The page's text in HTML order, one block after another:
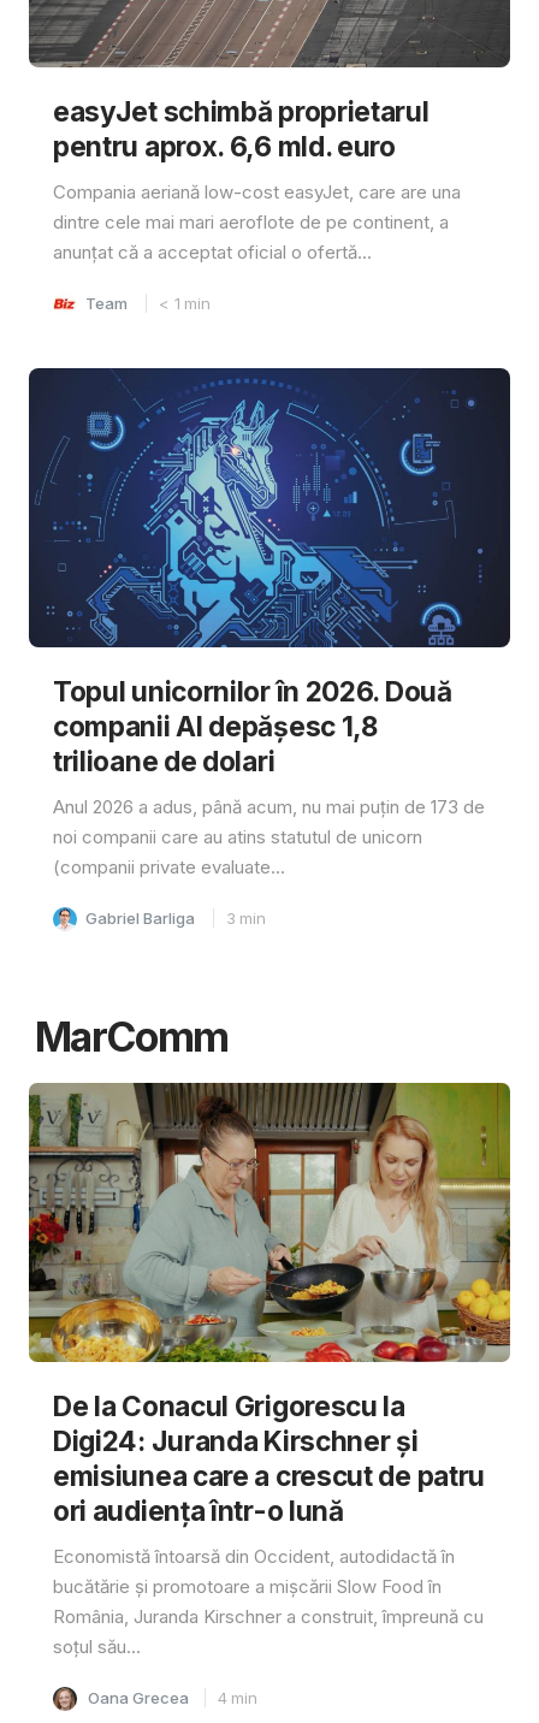
easyJet schimbă proprietarul
pentru aprox. 6,6 mld. euro
Compania aeriană low-cost easyJet, care are una
dintre cele mai mari aeroflote de pe continent, a
anunțat că a acceptat oficial o ofertă...
Team < 1 min
Topul unicornilor în 2026. Două
companii AI depășesc 1,8
trilioane de dolari
Anul 2026 a adus, până acum, nu mai puțin de 173 de
noi companii care au atins statutul de unicorn
(companii private evaluate...
Gabriel Barliga 3 min
MarComm
De la Conacul Grigorescu la
Digi24: Juranda Kirschner și
emisiunea care a crescut de patru
ori audiența într-o lună
Economistă întoarsă din Occident, autodidactă în
bucătărie și promotoare a mișcării Slow Food în
România, Juranda Kirschner a construit, împreună cu
soțul său...
Oana Grecea 4 min